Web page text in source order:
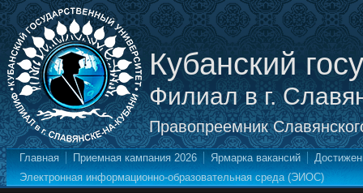
Кубанский
Филиал в г.
Правопреемник
Главная Приемная кампания 2026 Ярмарка вакансий
Электронная информационно-образовательная среда (ЭИОС)